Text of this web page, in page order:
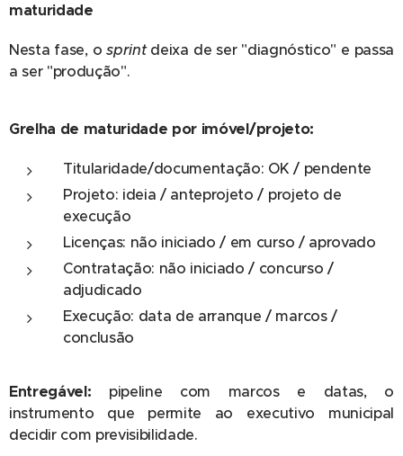
maturidade
Nesta fase, osprintdeixa de ser "diagnóstico" e passa
a ser "produção".
Grelha de maturidade por imóvel/projeto:
Titularidade/documentação: OK / pendente
Projeto: ideia / anteprojeto / projeto de
execução
Licenças: não iniciado / em curso / aprovado
Contratação: não iniciado / concurso /
adjudicado
Execução: data de arranque / marcos /
conclusão
Entregável: pipeline com marcos e datas, o
instrumento que permite ao executivo municipal
decidir com previsibilidade.